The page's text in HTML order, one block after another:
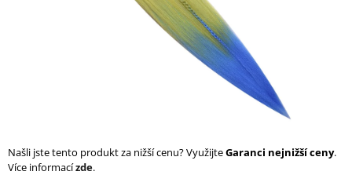
Našli jste tento produkt za nižší cenu? VyužijteGaranci nejnižší ceny.
Více informacízde.
u
č